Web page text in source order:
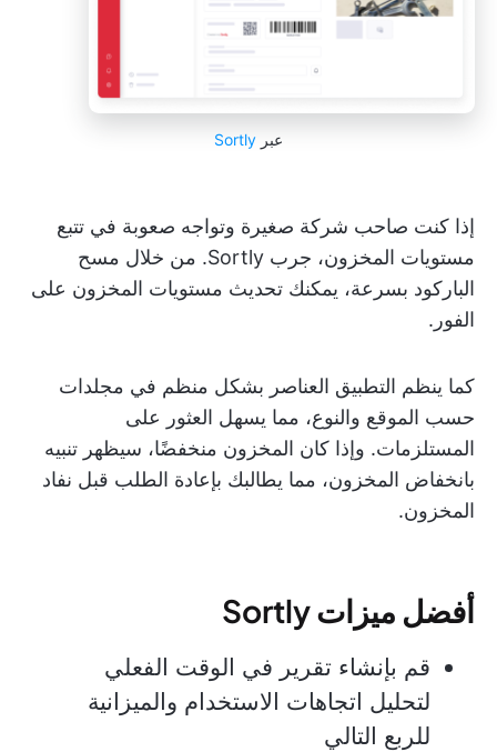
عبر Sortly
إذا كنت صاحب شركة صغيرة وتواجه صعوبة في تتبع
مستويات المخزون، جرب Sortly. من خلال مسح
الباركود بسرعة، يمكنك تحديث مستويات المخزون على
الفور.
كما ينظم التطبيق العناصر بشكل منظم في مجلدات
حسب الموقع والنوع، مما يسهل العثور على
المستلزمات. وإذا كان المخزون منخفضًا، سيظهر تنبيه
بانخفاض المخزون، مما يطالبك بإعادة الطلب قبل نفاد
المخزون.
أفضل ميزات Sortly
قم بإنشاء تقرير في الوقت الفعلي
لتحليل اتجاهات الاستخدام والميزانية
للربع التالي